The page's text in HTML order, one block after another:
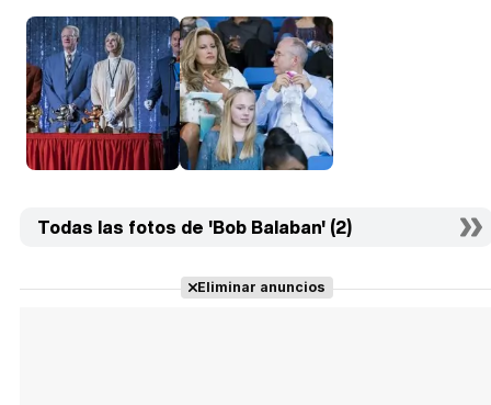
Todas las fotos de 'Bob Balaban' (2)
Eliminar anuncios